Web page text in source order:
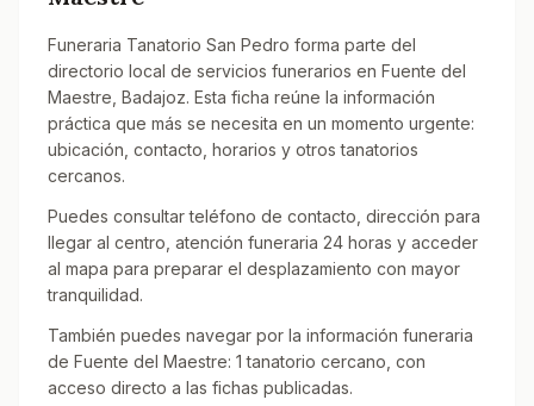
Funeraria Tanatorio San Pedro forma parte del
directorio local de servicios funerarios en Fuente del
Maestre, Badajoz. Esta ficha reúne la información
práctica que más se necesita en un momento urgente:
ubicación, contacto, horarios y otros tanatorios
cercanos.
Puedes consultar teléfono de contacto, dirección para
llegar al centro, atención funeraria 24 horas y acceder
al mapa para preparar el desplazamiento con mayor
tranquilidad.
También puedes navegar por la información funeraria
de Fuente del Maestre: 1 tanatorio cercano, con
acceso directo a las fichas publicadas.